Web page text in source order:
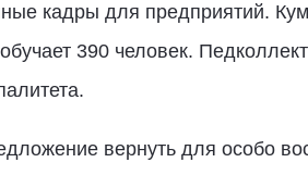
кадры для предприятий.
390 человек.
вернуть для особо